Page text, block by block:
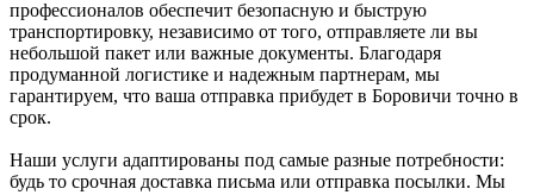
профессионалов обеспечит безопасную и быструю
транспортировку, независимо от того, отправляете ли вы
небольшой пакет или важные документы. Благодаря
продуманной логистике и надежным партнерам, мы
гарантируем, что ваша отправка прибудет в Боровичи точно в
срок.
Наши услуги адаптированы под самые разные потребности:
будь то срочная доставка письма или отправка посылки. Мы